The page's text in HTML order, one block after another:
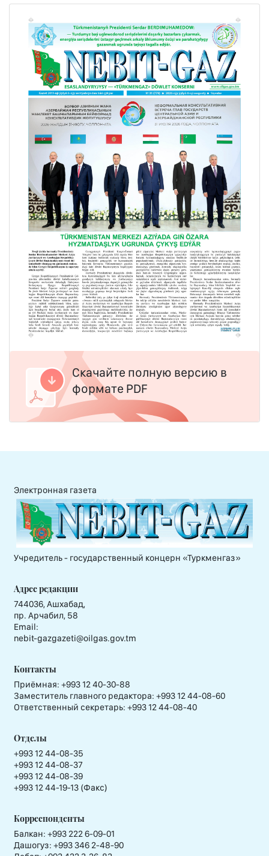
Скачайте полную версию в
формате PDF
Электронная газета
Учредитель - государственный концерн «Туркменгаз»
Адрес редакции
744036, Ашхабад,
пр. Арчабил, 58
Email:
nebit-gazgazeti@oilgas.gov.tm
Контакты
Приёмная: +993 12 40-30-88
Заместитель главного редактора: +993 12 44-08-60
Ответственный секретарь: +993 12 44-08-40
Отделы
+993 12 44-08-35
+993 12 44-08-37
+993 12 44-08-39
+993 12 44-19-13 (Факс)
Корреспонденты
Балкан: +993 222 6-09-01
Дашогуз: +993 346 2-48-90